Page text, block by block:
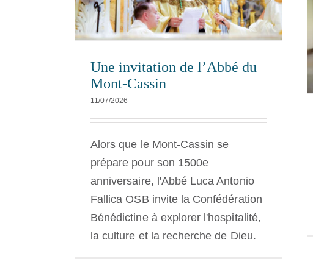
Une invitation de l’Abbé du
Mont-Cassin
11/07/2026
Alors que le Mont-Cassin se
prépare pour son 1500e
anniversaire, l'Abbé Luca Antonio
Fallica OSB invite la Confédération
Bénédictine à explorer l'hospitalité,
la culture et la recherche de Dieu.
Élections, nominations et
NEXUS